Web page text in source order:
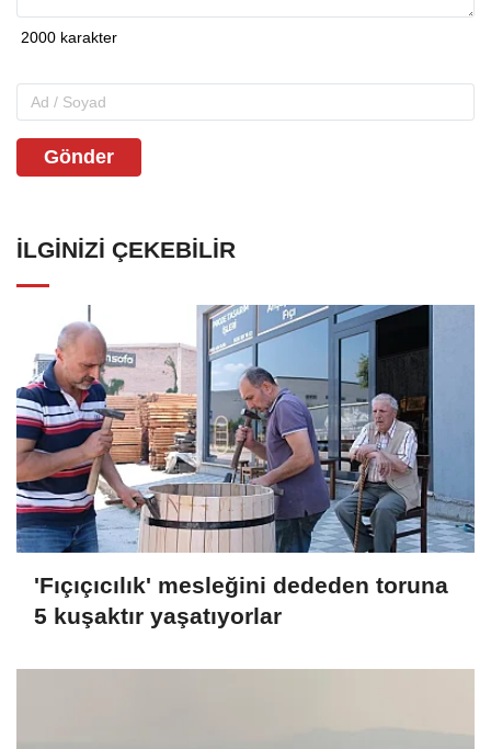
Gönder
İLGINIZI ÇEKEBILIR
'Fıçıçıcılık' mesleğini dededen toruna
5 kuşaktır yaşatıyorlar